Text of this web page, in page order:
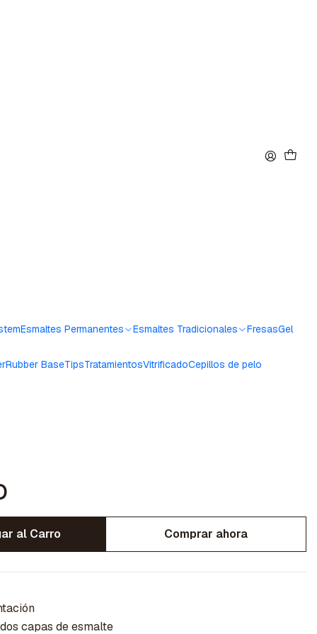
Esmaltes Permanentes Esmaltes Tradicionales FresasGel
Rubber BaseTipsTratamientosVitrificadoCepillos de pelo
al Carro Comprar ahora
capas de esmalte